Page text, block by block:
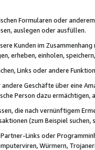
Formularen oder
auslegen oder ausfüllen.
Kunden im
erheben, einholen,
Links oder andere
Geschäfte über eine
Person dazu
die nach vernünftigem
(zum Beispiel
Links oder
Würmern,